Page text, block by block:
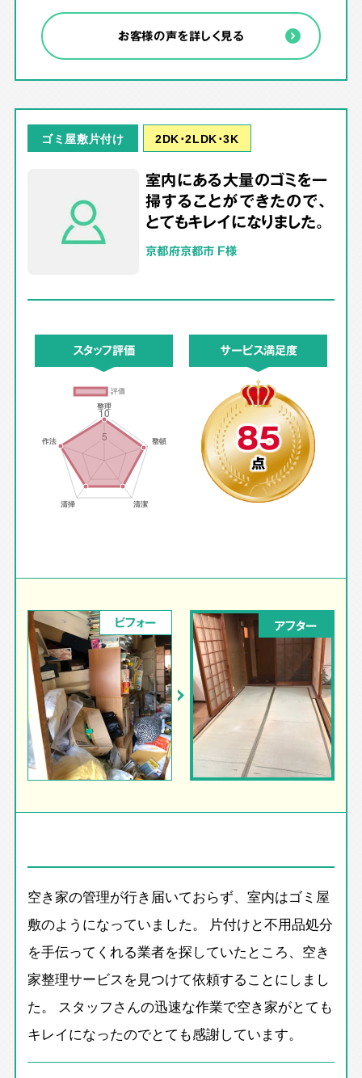
お客様の声を詳しく見る
ゴミ屋敷片付け 2DK･2LDK･3K
室内にある大量のゴミを一
掃することができたので、
とてもキレイになりました。
京都府京都市 F様
スタッフ評価 サービス満足度
85
点
ビフォー アフター
空き家の管理が行き届いておらず、室内はゴミ屋
敷のようになっていました。 片付けと不用品処分
を手伝ってくれる業者を探していたところ、空き
家整理サービスを見つけて依頼することにしまし
た。 スタッフさんの迅速な作業で空き家がとても
キレイになったのでとても感謝しています。